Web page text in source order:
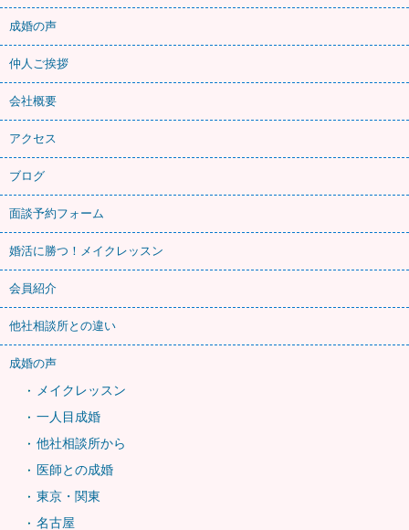
成婚の声
仲人ご挨拶
会社概要
アクセス
ブログ
面談予約フォーム
婚活に勝つ！メイクレッスン
会員紹介
他社相談所との違い
成婚の声
メイクレッスン
一人目成婚
他社相談所から
医師との成婚
東京・関東
名古屋